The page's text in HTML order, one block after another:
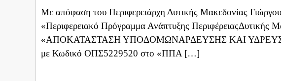
Με απόφαση του Περιφερειάρχη Δυτικής Μακεδονίας
«Περιφερειακό Πρόγραμμα Ανάπτυξης ΠεριφέρειαςΔυτικής
«ΑΠΟΚΑΤΑΣΤΑΣΗ ΥΠΟΔΟΜΩΝΑΡΔΕΥΣΗΣ ΚΑΙ
με Κωδικό ΟΠΣ5229520 στο «ΠΠΑ […]